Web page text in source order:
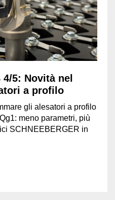
5: Novità nel
a profilo
gli alesatori a profilo
meno parametri, più
SCHNEEBERGER in